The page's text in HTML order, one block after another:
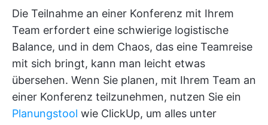
Die Teilnahme an einer Konferenz mit Ihrem
Team erfordert eine schwierige logistische
Balance, und in dem Chaos, das eine Teamreise
mit sich bringt, kann man leicht etwas
übersehen. Wenn Sie planen, mit Ihrem Team an
einer Konferenz teilzunehmen, nutzen Sie ein
Planungstool wie ClickUp, um alles unter